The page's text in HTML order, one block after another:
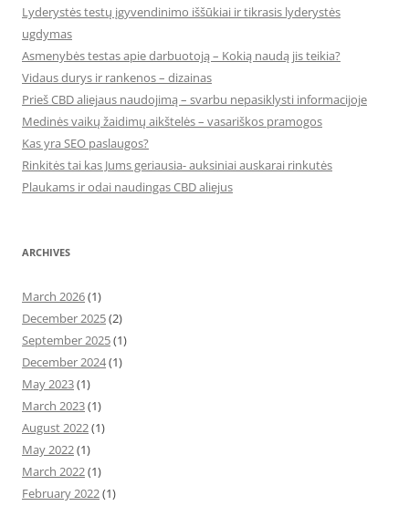
Lyderystės testų įgyvendinimo iššūkiai ir tikrasis lyderystės
ugdymas
Asmenybės testas apie darbuotoją – Kokią naudą jis teikia?
Vidaus durys ir rankenos – dizainas
Prieš CBD aliejaus naudojimą – svarbu nepasiklysti informacijoje
Medinės vaikų žaidimų aikštelės – vasariškos pramogos
Kas yra SEO paslaugos?
Rinkitės tai kas Jums geriausia- auksiniai auskarai rinkutės
Plaukams ir odai naudingas CBD aliejus
ARCHIVES
March 2026(1)
December 2025(2)
September 2025(1)
December 2024(1)
May 2023(1)
March 2023(1)
August 2022(1)
May 2022(1)
March 2022(1)
February 2022(1)